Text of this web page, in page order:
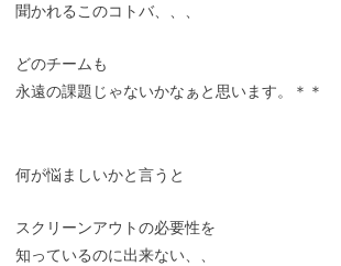
聞かれるこのコトバ、、、
どのチームも
永遠の課題じゃないかなぁと思います。＊＊
何が悩ましいかと言うと
スクリーンアウトの必要性を
知っているのに出来ない、、